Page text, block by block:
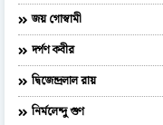
জয় গোস্বামী
দর্পণ কবীর
দ্বিজেন্দ্রলাল রায়
নির্মলেন্দু গুণ